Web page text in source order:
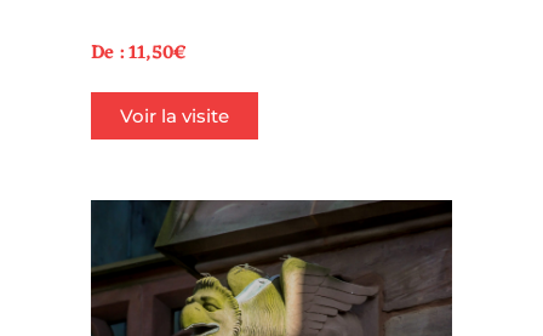
basé sur
client
De :11,50€
Voir la visite